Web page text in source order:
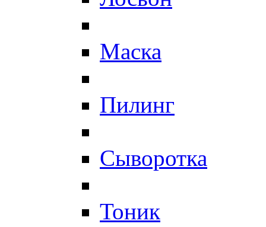
Маска
Пилинг
Сыворотка
Тоник